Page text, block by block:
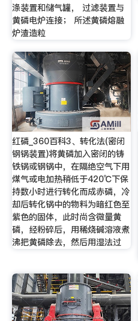
涤装置和储气罐， 过滤装置与
黄磷电炉连接； 所述黄磷熔融
炉渣造粒
红磷_360百科3、转化法(密闭
钢锅装置)将黄磷加入密闭的铸
铁锅或钢锅中，在隔绝空气下用
煤气或电加热稍低于420℃下保
持数小时进行转化而成赤磷，冷
却后转化锅中的物料为暗红色至
紫色的固体，此时尚含微量黄
磷，经粉碎后，用稀烧碱溶液煮
沸把黄磷除去，然后用湿法过